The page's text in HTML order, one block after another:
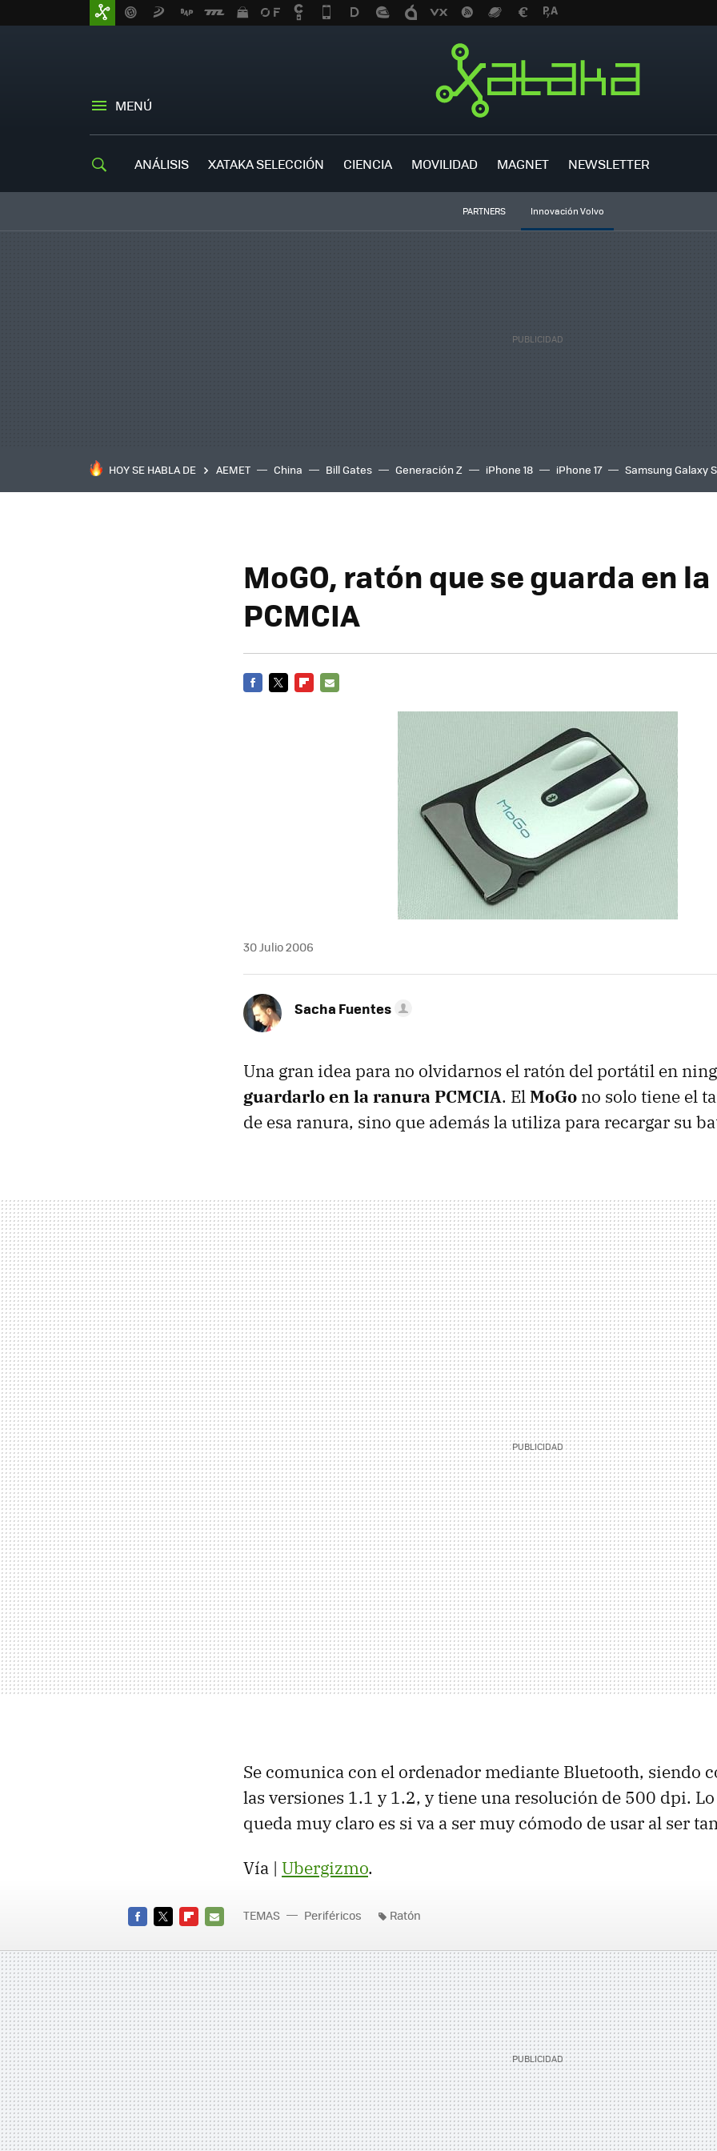
MENÚ
ANÁLISIS XATAKA SELECCIÓN CIENCIA MOVILIDAD MAGNET NEWSLETTER
PARTNERS Innovación Volvo
HOY SE HABLA DE AEMET China Bill Gates Generación Z iPhone 18 iPhone 17 Samsung Galaxy
MoGO, ratón que se guarda en
PCMCIA
30 Julio 2006
Sacha Fuentes
Una gran idea para no olvidarnos el ratón del portátil en
guardarlo en la ranura PCMCIA. ElMoGo no solo tiene el
de esa ranura, sino que además la utiliza para recargar su
Se comunica con el ordenador mediante Bluetooth, siendo
las versiones 1.1 y 1.2, y tiene una resolución de 500 dpi.
queda muy claro es si va a ser muy cómodo de usar al ser
Vía | Ubergizmo.
MAIL
TEMAS Periféricos Ratón